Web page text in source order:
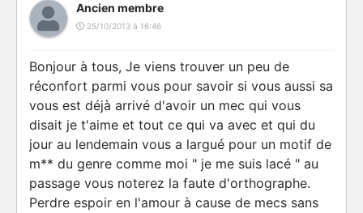
Ancien membre
25/10/2013 à 16:46
Bonjour à tous, Je viens trouver un peu de
réconfort parmi vous pour savoir si vous aussi sa
vous est déjà arrivé d'avoir un mec qui vous
disait je t'aime et tout ce qui va avec et qui du
jour au lendemain vous a largué pour un motif de
m** du genre comme moi " je me suis lacé " au
passage vous noterez la faute d'orthographe.
Perdre espoir en l'amour à cause de mecs sans